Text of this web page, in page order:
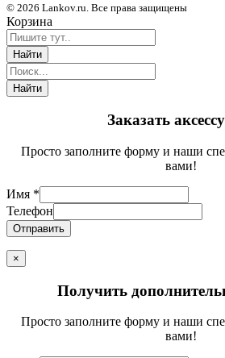
© 2026 Lankov.ru. Все права защищены
Корзина
Заказать
Просто заполните форму и наши
вами!
Имя *
Телефон
Отправить
×
Получить
Просто заполните форму и наши
вами!